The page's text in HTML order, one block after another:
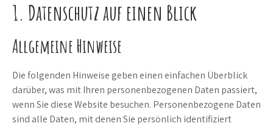
1. Datenschutz auf einen Blick
Allgemeine Hinweise
Die folgenden Hinweise geben einen einfachen Überblick
darüber, was mit Ihren personenbezogenen Daten passiert,
wenn Sie diese Website besuchen. Personenbezogene Daten
sind alle Daten, mit denen Sie persönlich identifiziert